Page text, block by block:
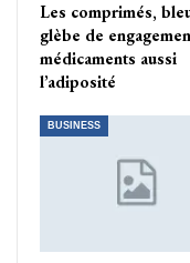
Les comprimés,
glèbe de
médicaments aussi
l’adiposité
BUSINESS